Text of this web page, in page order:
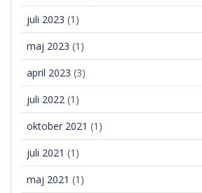
juli 2023 (1)
maj 2023 (1)
april 2023 (3)
juli 2022 (1)
oktober 2021 (1)
juli 2021 (1)
maj 2021 (1)